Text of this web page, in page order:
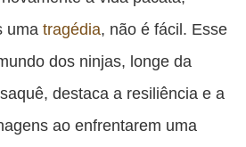
uma tragédia, não é fácil. Esse
dos ninjas, longe da
destaca a resiliência e a
ao enfrentarem uma